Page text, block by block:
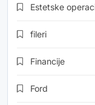
Estetske
fileri
Financije
Ford